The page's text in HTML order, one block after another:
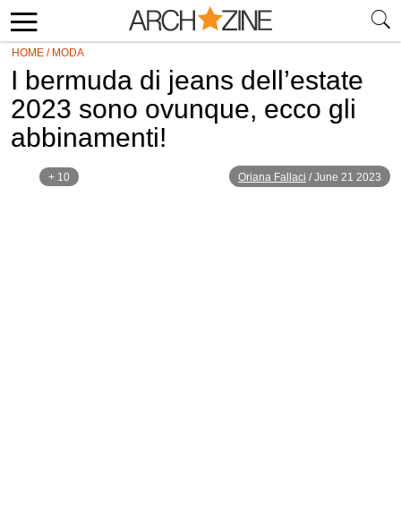
HOME / MODA
I bermuda di jeans dell’estate
2023 sono ovunque, ecco gli
abbinamenti!
+ 10 Oriana Fallaci /June 21 2023